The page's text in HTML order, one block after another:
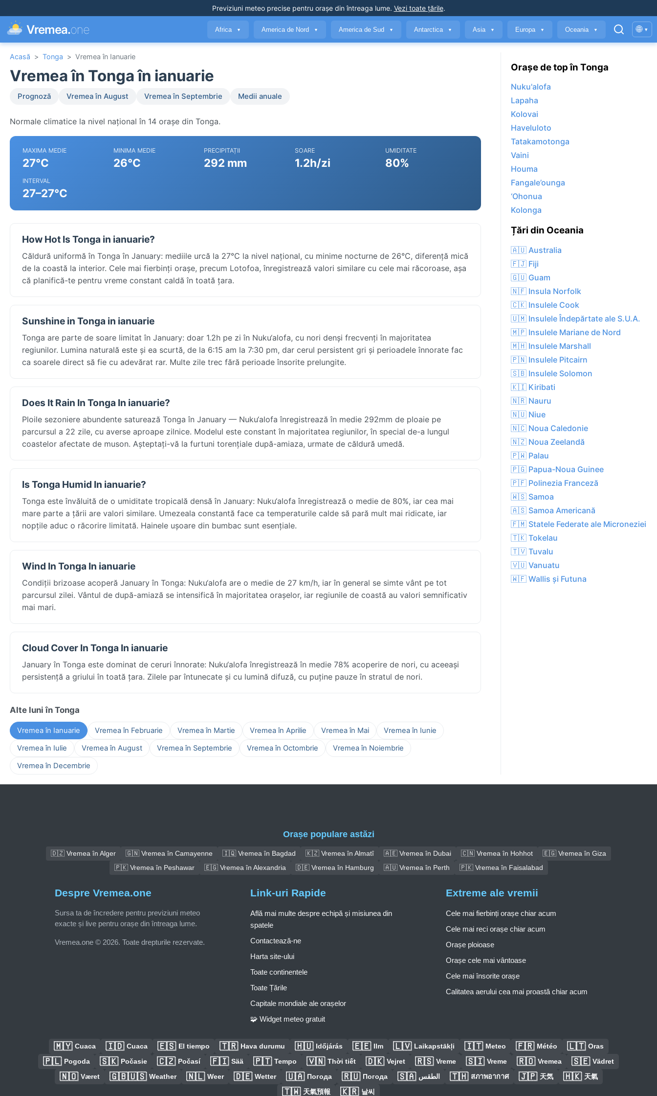
Previziuni meteo precisepentru orașe din întreaga lume. Vezi toate țările.
Vremea.one Africa ▼ America de Nord ▼ America de Sud ▼ Antarctica ▼ Asia ▼ Europa ▼ Oceania ▼ 🌐 ▾
Acasă > Tonga > Vremea în Ianuarie
Vremea în Tonga în ianuarie
Prognoză Vremea în August Vremea în Septembrie Medii anuale
Normale climatice la nivel național în 14 orașe din Tonga.
MAXIMA MEDIE
27°C
MINIMA MEDIE
26°C
PRECIPITAȚII
292 mm
SOARE
1.2h/zi
UMIDITATE
80%
INTERVAL
27–27°C
How Hot Is Tonga in ianuarie?
Căldură uniformă în Tonga în January: mediile urcă la 27°C la nivel național, cu minime nocturne de 26°C, diferență mică
de la coastă la interior. Cele mai fierbinți orașe, precum Lotofoa, înregistrează valori similare cu cele mai răcoroase, așa
că planifică-te pentru vreme constant caldă în toată țara.
Sunshine in Tonga in ianuarie
Tonga are parte de soare limitat în January: doar 1.2h pe zi în Nuku‘alofa, cu nori denși frecvenți în majoritatea
regiunilor. Lumina naturală este și ea scurtă, de la 6:15 am la 7:30 pm, dar cerul persistent gri și perioadele înnorate fac
ca soarele direct să fie cu adevărat rar. Multe zile trec fără perioade însorite prelungite.
Does It Rain In Tonga In ianuarie?
Ploile sezoniere abundente saturează Tonga în January — Nuku‘alofa înregistrează în medie 292mm de ploaie pe
parcursul a 22 zile, cu averse aproape zilnice. Modelul este constant în majoritatea regiunilor, în special de-a lungul
coastelor afectate de muson. Așteptați-vă la furtuni torențiale după-amiaza, urmate de căldură umedă.
Is Tonga Humid In ianuarie?
Tonga este învăluită de o umiditate tropicală densă în January: Nuku‘alofa înregistrează o medie de 80%, iar cea mai
mare parte a țării are valori similare. Umezeala constantă face ca temperaturile calde să pară mult mai ridicate, iar
nopțile aduc o răcorire limitată. Hainele ușoare din bumbac sunt esențiale.
Wind In Tonga In ianuarie
Condiții brizoase acoperă January în Tonga: Nuku‘alofa are o medie de 27 km/h, iar în general se simte vânt pe tot
parcursul zilei. Vântul de după-amiază se intensifică în majoritatea orașelor, iar regiunile de coastă au valori semnificativ
mai mari.
Cloud Cover In Tonga In ianuarie
January în Tonga este dominat de ceruri înnorate: Nuku‘alofa înregistrează în medie 78% acoperire de nori, cu aceeași
persistență a griului în toată țara. Zilele par întunecate și cu lumină difuză, cu puține pauze în stratul de nori.
Alte luni în Tonga
Vremea în Ianuarie Vremea în Februarie Vremea în Martie Vremea în Aprilie Vremea în Mai
Vremea în Iunie
Vremea în Iulie
Vremea în August Vremea în Septembrie Vremea în Octombrie
Vremea în Noiembrie
Vremea în Decembrie
Orașe de top în Tonga
Nuku'alofa
Lapaha
Kolovai
Haveluloto
Tatakamotonga
Vaini
Houma
Fangale’ounga
‘Ohonua
Kolonga
Țări din Oceania
🇦🇺 Australia
🇫🇯 Fiji
🇬🇺 Guam
🇳🇫 Insula Norfolk
🇨🇰 Insulele Cook
🇺🇲 Insulele Îndepărtate ale S.U.A.
🇲🇵 Insulele Mariane de Nord
🇲🇭 Insulele Marshall
🇵🇳 Insulele Pitcairn
🇸🇧 Insulele Solomon
🇰🇮 Kiribati
🇳🇷 Nauru
🇳🇺 Niue
🇳🇨 Noua Caledonie
🇳🇿 Noua Zeelandă
🇵🇼 Palau
🇵🇬 Papua-Noua Guinee
🇵🇫 Polinezia Franceză
🇼🇸 Samoa
🇦🇸 Samoa Americană
🇫🇲 Statele Federate ale Microneziei
🇹🇰 Tokelau
🇹🇻 Tuvalu
🇻🇺 Vanuatu
🇼🇫 Wallis și Futuna
Orașe populare astăzi
🇩🇿 Vremea în Alger 🇬🇳 Vremea în Camayenne 🇮🇶 Vremea în Bagdad 🇰🇿 Vremea în Almatî 🇦🇪 Vremea în Dubai 🇨🇳 Vremea în Hohhot
🇪🇬 Vremea în Giza
🇵🇰 Vremea în Peshawar
🇪🇬 Vremea în Alexandria 🇩🇪 Vremea în Hamburg 🇦🇺 Vremea în Perth 🇵🇰 Vremea în Faisalabad
Despre Vremea.one
Sursa ta de încredere pentru previziuni meteo
exacte și live pentru orașe din întreaga lume.
Vremea.one © 2026. Toate drepturile rezervate.
Link-uri Rapide
Află mai multe despre echipă și misiunea din
spatele
Contactează-ne
Harta site-ului
Toate continentele
Toate Țările
Capitale mondiale ale orașelor
🧩 Widget meteo gratuit
Extreme ale vremii
Cele mai fierbinți orașe chiar acum
Cele mai reci orașe chiar acum
Orașe ploioase
Orașe cele mai vântoase
Cele mai însorite orașe
Calitatea aerului cea mai proastă chiar acum
🇲🇾 Cuaca 🇮🇩 Cuaca 🇪🇸 El tiempo 🇹🇷 Hava durumu 🇭🇺 Időjárás 🇪🇪 Ilm 🇱🇻 Laikapstākļi 🇮🇹 Meteo 🇫🇷 Météo 🇱🇹 Oras
🇵🇱 Pogoda 🇸🇰 Počasie 🇨🇿 Počasí 🇫🇮 Sää 🇵🇹 Tempo 🇻🇳 Thời tiết 🇩🇰 Vejret 🇷🇸 Vreme 🇸🇮 Vreme 🇷🇴 Vremea 🇸🇪 Vädret
🇳🇴 Været 🇬🇧🇺🇸 Weather 🇳🇱 Weer 🇩🇪 Wetter 🇺🇦 Погода 🇷🇺 Погода 🇸🇦 الطقس 🇹🇭 สภาพอากาศ 🇯🇵 天気 🇭🇰 天氣
🇹🇼 天氣預報 🇰🇷 날씨